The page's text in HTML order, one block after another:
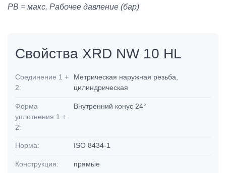
PB = макс. Рабочее давление (бар)
Свойства XRD NW 10 HL
Соединение 1 +
2:
Метрическая наружная резьба,
цилиндрическая
Форма
уплотнения 1 +
2:
Внутренний конус 24°
Норма: ISO 8434-1
Конструкция: прямые